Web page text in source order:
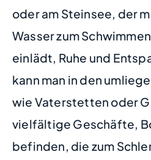
oder am Steinsee, der
Wasser zum
einlädt, Ruhe und
kann man in den
wie Vaterstetten oder
vielfältige Geschäfte,
befinden, die zum